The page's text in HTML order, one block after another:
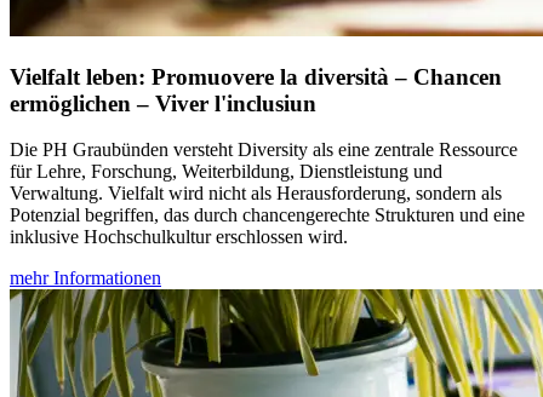
Vielfalt leben: Promuovere la diversità – Chancen
ermöglichen – Viver l'inclusiun
Die PH Graubünden versteht Diversity als eine zentrale Ressource
für Lehre, Forschung, Weiterbildung, Dienstleistung und
Verwaltung. Vielfalt wird nicht als Herausforderung, sondern als
Potenzial begriffen, das durch chancengerechte Strukturen und eine
inklusive Hochschulkultur erschlossen wird.
mehr Informationen